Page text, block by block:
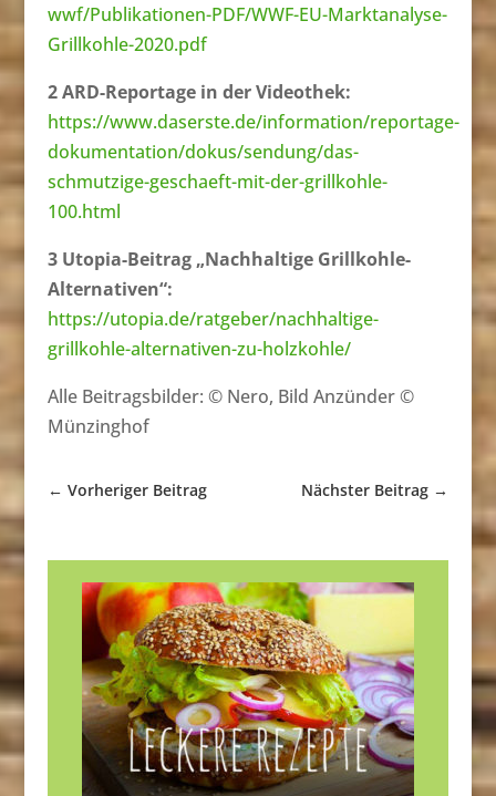
wwf/Publikationen-PDF/WWF-EU-Marktanalyse-
Grillkohle-2020.pdf
2 ARD-Reportage in der Videothek:
https://www.daserste.de/information/reportage-
dokumentation/dokus/sendung/das-
schmutzige-geschaeft-mit-der-grillkohle-
100.html
3 Utopia-Beitrag „Nachhaltige Grillkohle-
Alternativen“:
https://utopia.de/ratgeber/nachhaltige-
grillkohle-alternativen-zu-holzkohle/
Alle Beitragsbilder: © Nero, Bild Anzünder ©
Münzinghof
← Vorheriger Beitrag Nächster Beitrag →